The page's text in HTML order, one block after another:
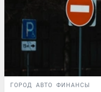
ГОРОД АВТО ФИНАНСЫ